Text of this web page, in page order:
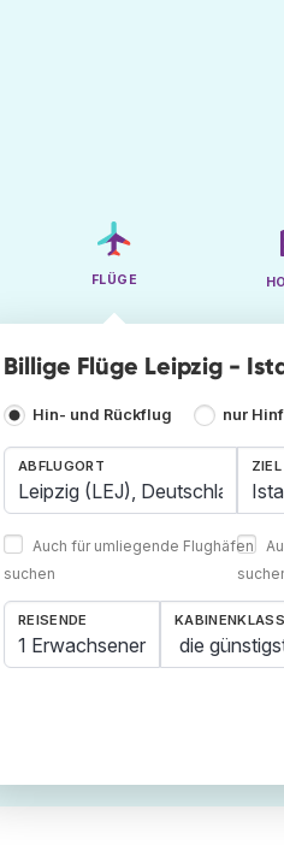
FLÜGE
Billige Flüge Leipzig -
Hin- und Rückflug nur
ABFLUGORT
Auch für umliegende Flughäfen
suchen
ZIEL
REISENDE
1 Erwachsener